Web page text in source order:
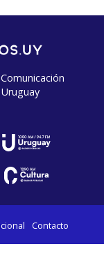
Contacto